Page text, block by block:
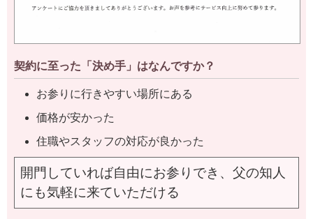
契約に至った「決め手」はなんですか？
お参りに行きやすい場所にある
価格が安かった
住職やスタッフの対応が良かった
開門していれば自由にお参りでき、父の知人
にも気軽に来ていただける